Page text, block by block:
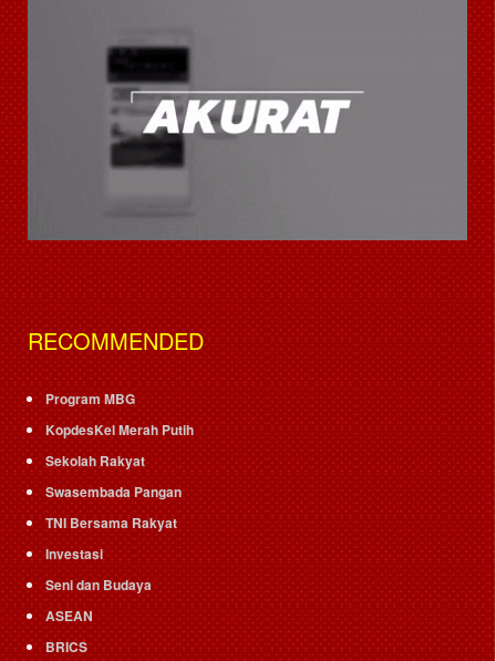
RECOMMENDED
Program MBG
KopdesKel Merah Putih
Sekolah Rakyat
Swasembada Pangan
TNI Bersama Rakyat
Investasi
Seni dan Budaya
ASEAN
BRICS